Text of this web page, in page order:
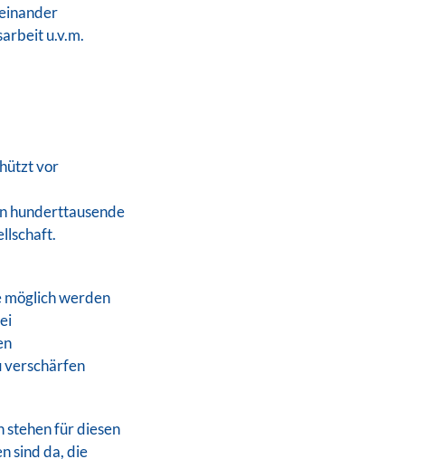
u.v.m.
vor
hunderttausende
möglich werden
verschärfen
stehen für diesen
sind da, die